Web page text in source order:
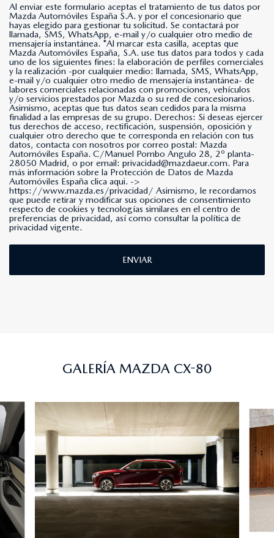
Al enviar este formulario aceptas el tratamiento de tus datos por
Mazda Automóviles España S.A. y por el concesionario que
hayas elegido para gestionar tu solicitud. Se contactará por
llamada, SMS, WhatsApp, e-mail y/o cualquier otro medio de
mensajería instantánea. *Al marcar esta casilla, aceptas que
Mazda Automóviles España, S.A. use tus datos para todos y cada
uno de los siguientes fines: la elaboración de perfiles comerciales
y la realización -por cualquier medio: llamada, SMS, WhatsApp,
e-mail y/o cualquier otro medio de mensajería instantánea- de
labores comerciales relacionadas con promociones, vehículos
y/o servicios prestados por Mazda o su red de concesionarios.
Asimismo, aceptas que tus datos sean cedidos para la misma
finalidad a las empresas de su grupo. Derechos: Si deseas ejercer
tus derechos de acceso, rectificación, suspensión, oposición y
cualquier otro derecho que te corresponda en relación con tus
datos, contacta con nosotros por correo postal: Mazda
Automóviles España. C/Manuel Pombo Angulo 28, 2º planta-
28050 Madrid, o por email: privacidad@mazdaeur.com. Para
más información sobre la Protección de Datos de Mazda
Automóviles España clica aqui. ->
https://www.mazda.es/privacidad/
que puede retirar y modificar sus opciones de consentimiento
respecto de cookies y tecnologías similares en el centro de
preferencias de privacidad, así como consultar la política de
privacidad vigente.
ENVIAR
GALERÍA MAZDA CX-80